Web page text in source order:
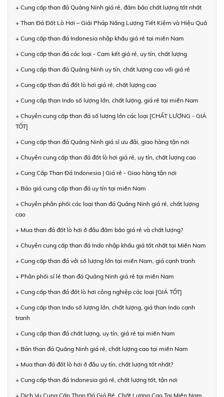
+ Cung cấp than đá Quảng Ninh giá rẻ, đảm bảo chất lượng tốt nhất
+ Than Đá Đốt Lò Hơi – Giải Pháp Năng Lượng Tiết Kiệm và Hiệu Quả
+ Cung cấp than đá Indonesia nhập khẩu giá rẻ tại miền Nam
+ Cung cấp than đá các loại - Cam kết giá rẻ, uy tín, chất lượng
+ Cung cấp than đá Quảng Ninh uy tín, chất lượng cao với giá rẻ
+ Cung cấp than đá đốt lò hơi giá rẻ, chất lượng cao
+ Cung cấp than Indo số lượng lớn, chất lượng, giá rẻ tại miền Nam
+ Chuyên cung cấp than đá số lượng lớn các loại [CHẤT LƯỢNG - GIÁ
TỐT]
+ Cung cấp than đá Quảng Ninh giá sỉ ưu đãi, giao hàng tận nơi
+ Chuyên cung cấp than đá đốt lò hơi giá rẻ, uy tín, chất lượng cao
+ Cung Cấp Than Đá Indonesia | Giá rẻ - Giao hàng tận nơi
+ Báo giá cung cấp than đá uy tín tại miền Nam
+ Chuyên phân phối các loại than đá Quảng Ninh giá rẻ, chất lượng
cao
+ Mua than đá đốt lò hơi ở đâu đảm bảo giá rẻ và chất lượng?
+ Chuyên cung cấp than đá Indo nhập khẩu giá tốt nhất tại Miền Nam
+ Cung cấp than đá với số lượng lớn tại miền Nam, giá cạnh tranh
+ Phân phối sỉ lẻ than đá Quảng Ninh giá rẻ tại miền Nam
+ Cung cấp than đá đốt lò hơi công nghiệp các loại [GIÁ TỐT]
+ Cung cấp than Indo số lượng lớn, chất lượng, giá than Indo cạnh
tranh
+ Cung cấp than đá chất lượng, uy tín, giá rẻ tại miền Nam
+ Bán than đá Quảng Ninh giá rẻ, chất lượng cao tại miền Nam
+ Mua than đá đốt lò hơi ở đâu uy tín, chất lượng tốt nhất?
+ Cung cấp than đá Indonesia giá rẻ, chất lượng tốt, tận nơi
+ Dịch Vụ Cung Cấp Than Đá Giá Rẻ, Chất Lượng Cao Tại Miền Nam